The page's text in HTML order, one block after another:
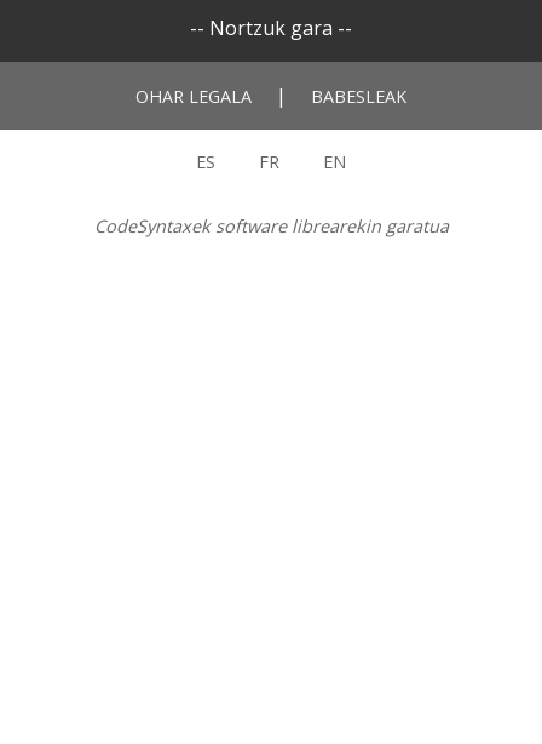
-- Nortzuk gara --
OHAR LEGALA | BABESLEAK
ES FR EN
CodeSyntaxek software librearekin garatua